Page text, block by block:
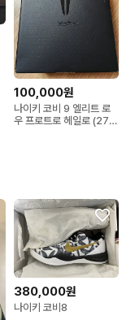
100,000원
나이키 코비 9 엘리트 로
우 프로트로 헤일로 (275)
380,000원
나이키 코비8